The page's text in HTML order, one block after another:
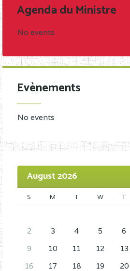
Agenda du Ministre
No events
Evènements
No events
August 2026
S M T W T
2
3 4 5 6
9
10 11 12 13
16
17 18 19 20